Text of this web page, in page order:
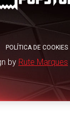
POLÍTICA DE COOKIES
by Rute Marques